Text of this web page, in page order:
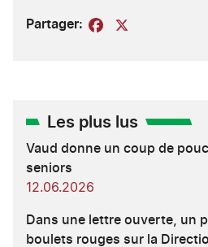
Partager: Facebook
Les plus lus
Vaud donne un coup de
seniors
12.06.2026
Dans une lettre ouverte, un
boulets rouges sur la